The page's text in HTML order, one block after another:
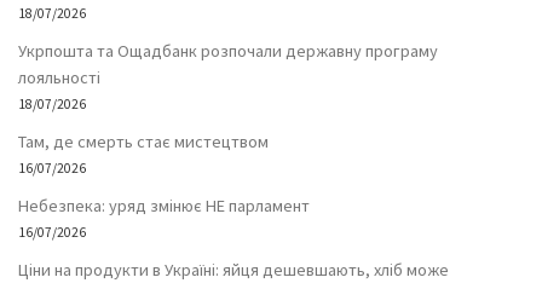
18/07/2026
Укрпошта та Ощадбанк розпочали державну програму
лояльності
18/07/2026
Там, де смерть стає мистецтвом
16/07/2026
Небезпека: уряд змінює НЕ парламент
16/07/2026
Ціни на продукти в Україні: яйця дешевшають, хліб може